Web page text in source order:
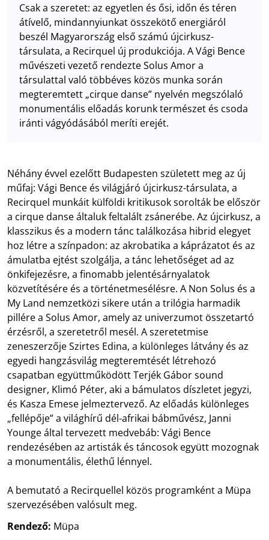
Csak a szeretet: az egyetlen és ősi, időn és téren
átívelő, mindannyiunkat összekötő energiáról
beszél Magyarország első számú újcirkusz-
társulata, a Recirquel új produkciója. A Vági Bence
művészeti vezető rendezte Solus Amor a
társulattal való többéves közös munka során
megteremtett „cirque danse” nyelvén megszólaló
monumentális előadás korunk természet és csoda
iránti vágyódásából meríti erejét.
Néhány évvel ezelőtt Budapesten született meg az új
műfaj: Vági Bence és világjáró újcirkusz-társulata, a
Recirquel munkáit külföldi kritikusok sorolták be először
a cirque danse általuk feltalált zsánerébe. Az újcirkusz, a
klasszikus és a modern tánc találkozása hibrid elegyet
hoz létre a színpadon: az akrobatika a káprázatot és az
ámulatba ejtést szolgálja, a tánc lehetőséget ad az
önkifejezésre, a finomabb jelentésárnyalatok
közvetítésére és a történetmesélésre. A Non Solus és a
My Land nemzetközi sikere után a trilógia harmadik
pillére a Solus Amor, amely az univerzumot összetartó
érzésről, a szeretetről mesél. A szeretetmise
zeneszerzője Szirtes Edina, a különleges látvány és az
egyedi hangzásvilág megteremtését létrehozó
csapatban együttműködött Terjék Gábor sound
designer, Klimó Péter, aki a bámulatos díszletet jegyzi,
és Kasza Emese jelmeztervező. Az előadás különleges
„fellépője” a világhírű dél-afrikai bábművész, Janni
Younge által tervezett medvebáb: Vági Bence
rendezésében az artisták és táncosok együtt mozognak
a monumentális, élethű lénnyel.
A bemutató a Recirquellel közös programként a Müpa
szervezésében valósult meg.
Rendező: Müpa